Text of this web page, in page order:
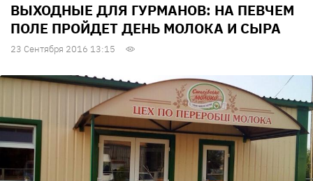
ВЫХОДНЫЕ ДЛЯ ГУРМАНОВ: НА ПЕВЧЕМ
ПОЛЕ ПРОЙДЕТ ДЕНЬ МОЛОКА И СЫРА
23 Сентября 2016 13:15